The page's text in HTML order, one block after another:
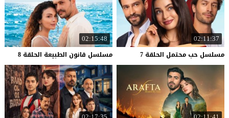
02:11:37
مسلسل حب محتمل الحلقة 7
02:15:48
مسلسل قانون الطبيعة الحلقة 8